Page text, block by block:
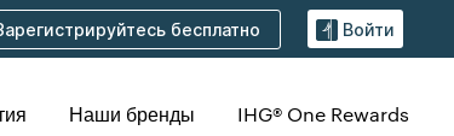
бесплатно Войти
Наши бренды IHG® One Rewards